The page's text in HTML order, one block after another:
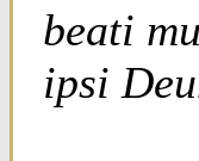
beati
ipsi